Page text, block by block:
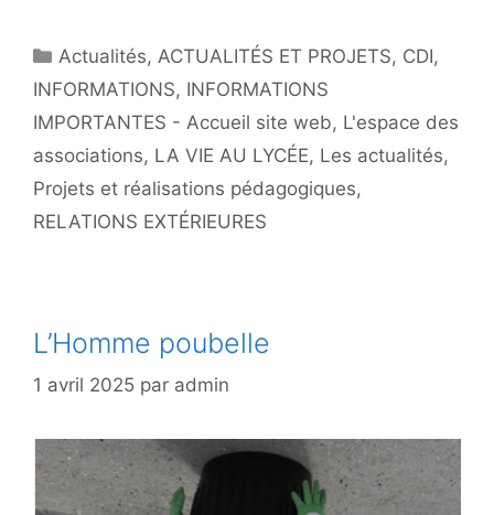
Catégories
Actualités, ACTUALITÉS ET PROJETS, CDI,
INFORMATIONS, INFORMATIONS
IMPORTANTES - Accueil site web, L'espace des
associations, LA VIE AU LYCÉE, Les actualités,
Projets et réalisations pédagogiques,
RELATIONS EXTÉRIEURES
L’Homme poubelle
1 avril 2025 par admin